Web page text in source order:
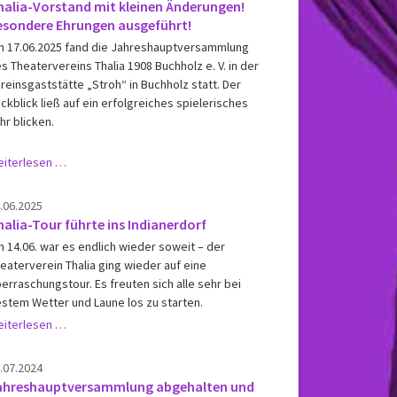
Vorstand mit kleinen Änderungen!
Ehrungen ausgeführt!
17.06.2025 fand die Jahreshauptversammlung
Theatervereins Thalia 1908 Buchholz e. V. in der
„Stroh“ in Buchholz statt. Der
ließ auf ein erfolgreiches spielerisches
blicken.
…
kleinen
Besondere
Ehrungen
ausgeführt!
Tour führte ins Indianerdorf
14.06. war es endlich wieder soweit – der
Thalia ging wieder auf eine
Es freuten sich alle sehr bei
Wetter und Laune los zu starten.
…
abgehalten und